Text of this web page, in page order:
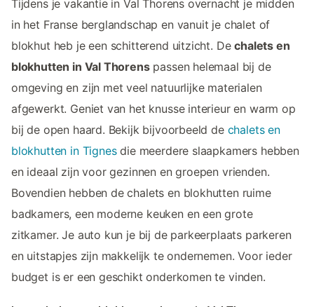
Tijdens je vakantie in Val Thorens overnacht je midden
in het Franse berglandschap en vanuit je chalet of
blokhut heb je een schitterend uitzicht. Dechalets en
blokhutten in Val Thorenspassen helemaal bij de
omgeving en zijn met veel natuurlijke materialen
afgewerkt. Geniet van het knusse interieur en warm op
bij de open haard. Bekijk bijvoorbeeld de chalets en
blokhutten in Tignesdie meerdere slaapkamers hebben
en ideaal zijn voor gezinnen en groepen vrienden.
Bovendien hebben de chalets en blokhutten ruime
badkamers, een moderne keuken en een grote
zitkamer. Je auto kun je bij de parkeerplaats parkeren
en uitstapjes zijn makkelijk te ondernemen. Voor ieder
budget is er een geschikt onderkomen te vinden.